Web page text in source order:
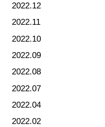
2022.12
2022.11
2022.10
2022.09
2022.08
2022.07
2022.04
2022.02